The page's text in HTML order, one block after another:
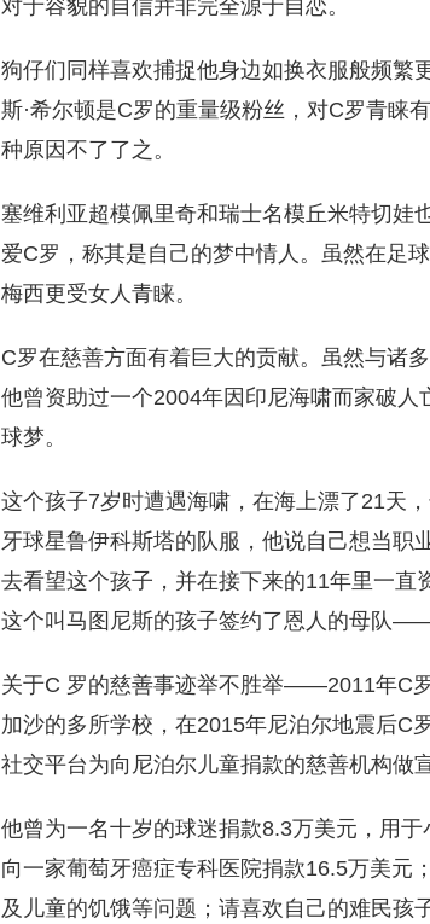
对于容貌的自信并非完全源于自恋。
狗仔们同样喜欢捕捉他身边如换衣服般频繁
斯·希尔顿是C罗的重量级粉丝，对C罗青睐
种原因不了了之。
塞维利亚超模佩里奇和瑞士名模丘米特切娃
爱C罗，称其是自己的梦中情人。虽然在足
梅西更受女人青睐。
C罗在慈善方面有着巨大的贡献。虽然与诸
他曾资助过一个2004年因印尼海啸而家破
球梦。
这个孩子7岁时遭遇海啸，在海上漂了21天
牙球星鲁伊科斯塔的队服，他说自己想当职
去看望这个孩子，并在接下来的11年里一直
这个叫马图尼斯的孩子签约了恩人的母队——
关于C 罗的慈善事迹举不胜举——2011年C
加沙的多所学校，在2015年尼泊尔地震后C
社交平台为向尼泊尔儿童捐款的慈善机构做
他曾为一名十岁的球迷捐款8.3万美元，用
向一家葡萄牙癌症专科医院捐款16.5万美元
及儿童的饥饿等问题；请喜欢自己的难民